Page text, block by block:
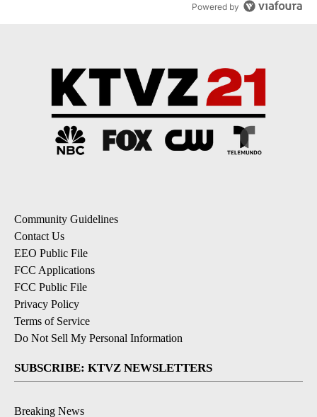
Powered by
Community Guidelines
Contact Us
EEO Public File
FCC Applications
FCC Public File
Privacy Policy
Terms of Service
Do Not Sell My Personal Information
SUBSCRIBE: KTVZ NEWSLETTERS
Breaking News